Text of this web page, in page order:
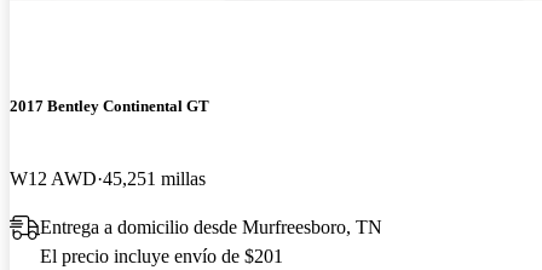
2017 Bentley Continental GT
W12 AWD 45,251 millas
Entrega a domicilio desde Murfreesboro, TN
El precio incluye envío de $201